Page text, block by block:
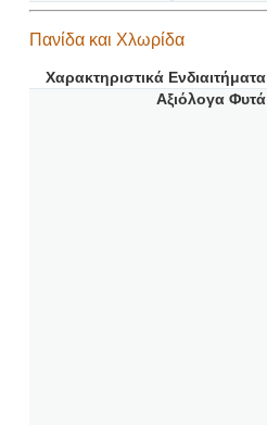
Πανίδα και Χλωρίδα
Χαρακτηριστικά Ενδιαιτήματα
Αξιόλογα Φυτά